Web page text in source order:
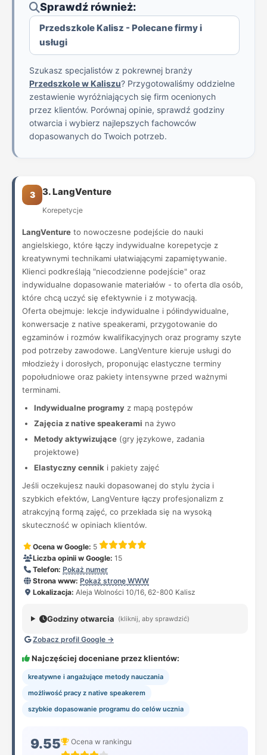
Sprawdź również:
Przedszkole Kalisz - Polecane firmy i
usługi
Szukasz specjalistów z pokrewnej branży
Przedszkole w Kaliszu? Przygotowaliśmy oddzielne
zestawienie wyróżniających się firm ocenionych
przez klientów. Porównaj opinie, sprawdź godziny
otwarcia i wybierz najlepszych fachowców
dopasowanych do Twoich potrzeb.
3 3. LangVenture
Korepetycje
LangVenture to nowoczesne podejście do nauki
angielskiego, które łączy indywidualne korepetycje z
kreatywnymi technikami ułatwiającymi zapamiętywanie.
Klienci podkreślają "niecodzienne podejście" oraz
indywidualne dopasowanie materiałów - to oferta dla osób,
które chcą uczyć się efektywnie i z motywacją.
Oferta obejmuje: lekcje indywidualne i półindywidualne,
konwersacje z native speakerami, przygotowanie do
egzaminów i rozmów kwalifikacyjnych oraz programy szyte
pod potrzeby zawodowe. LangVenture kieruje usługi do
młodzieży i dorosłych, proponując elastyczne terminy
popołudniowe oraz pakiety intensywne przed ważnymi
terminami.
Indywidualne programy z mapą postępów
Zajęcia z native speakerami na żywo
Metody aktywizujące (gry językowe, zadania
projektowe)
Elastyczny cennik i pakiety zajęć
Jeśli oczekujesz nauki dopasowanej do stylu życia i
szybkich efektów, LangVenture łączy profesjonalizm z
atrakcyjną formą zajęć, co przekłada się na wysoką
skuteczność w opiniach klientów.
Ocena w Google: 5
Liczba opinii w Google: 15
Telefon: Pokaż numer
Strona www: Pokaż stronę WWW
Lokalizacja: Aleja Wolności 10/16, 62-800 Kalisz
Godziny otwarcia (kliknij, aby sprawdzić)
Zobacz profil Google →
Najczęściej doceniane przez klientów:
kreatywne i angażujące metody nauczania
możliwość pracy z native speakerem
szybkie dopasowanie programu do celów ucznia
9.55 Ocena w rankingu